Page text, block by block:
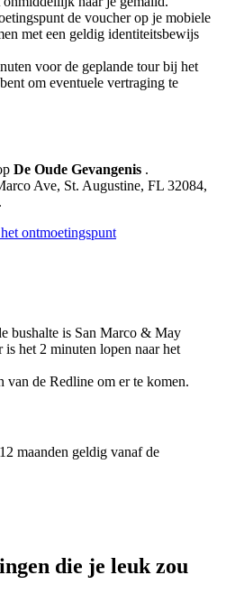
de voucher op je mobiele
met een geldig identiteitsbewijs
voor de geplande tour bij het
om eventuele vertraging te
De Oude Gevangenis .
Ave, St. Augustine, FL 32084,
ontmoetingspunt
bushalte is San Marco & May
is het 2 minuten lopen naar het
van de Redline om er te komen.
maanden geldig vanaf de
die je leuk zou